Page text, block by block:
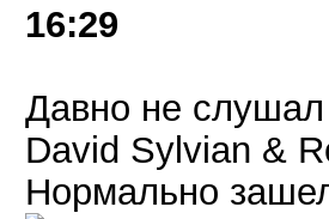
16:29
Давно не
David Sylvian &
Нормально